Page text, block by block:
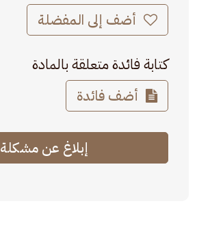
أضف إلى المفضلة
كتابة فائدة متعلقة بالمادة
أضف فائدة
إبلاغ عن مشكلة